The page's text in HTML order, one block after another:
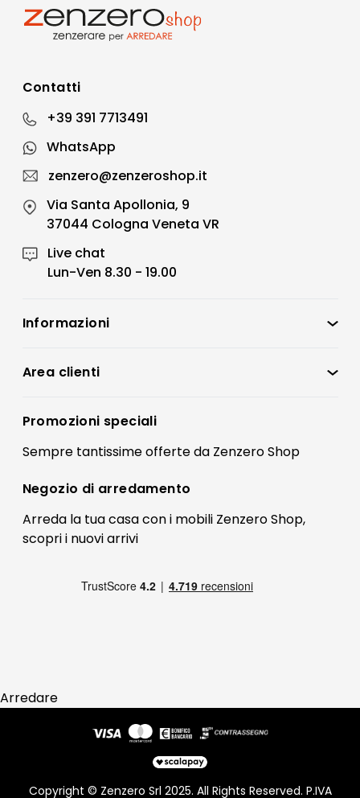
Contatti
+39 391 7713491
WhatsApp
zenzero@zenzeroshop.it
Via Santa Apollonia, 9
37044 Cologna Veneta VR
Live chat
Lun-Ven 8.30 - 19.00
Informazioni
Condizioni di vendita
Preferenze Cookies
Termini e condizioni
Contatti
FAQ
Pagamenti
Area clienti
Registrati
Il mio account
Promozioni speciali
Sempre tantissimeofferteda Zenzero Shop
Negozio di arredamento
Arreda la tua casa con i mobili Zenzero Shop,
scopri i nuovi arrivi
Arredare
Copyright © Zenzero Srl 2025. All Rights Reserved. P.IVA